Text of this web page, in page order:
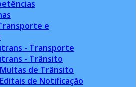
e
- Transporte
- Trânsito
Multas de Trânsito
Editais de Notificação